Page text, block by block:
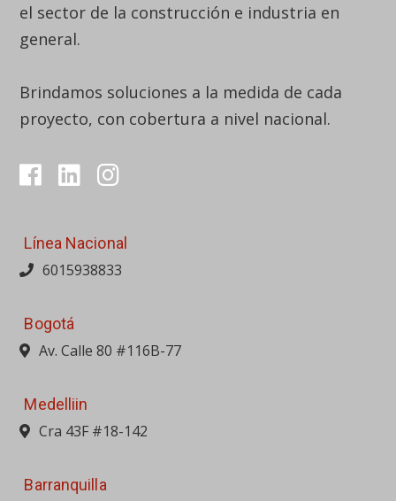
el sector de la construcción e industria en
general.
Brindamos soluciones a la medida de cada
proyecto, con cobertura a nivel nacional.
Línea Nacional
6015938833
Bogotá
Av. Calle 80 #116B-77
Medelliin
Cra 43F #18-142
Barranquilla